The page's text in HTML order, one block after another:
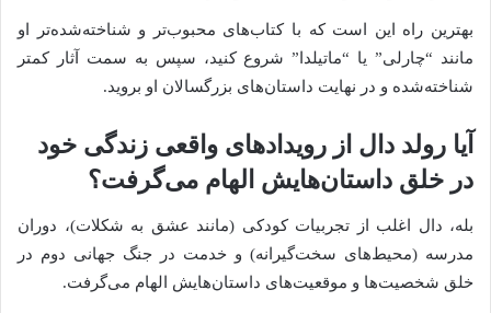
بهترین راه این است که با کتاب‌های محبوب‌تر و شناخته‌شده‌تر او
مانند “چارلی” یا “ماتیلدا” شروع کنید، سپس به سمت آثار کمتر
شناخته‌شده و در نهایت داستان‌های بزرگسالان او بروید.
آیا رولد دال از رویدادهای واقعی زندگی خود
در خلق داستان‌هایش الهام می‌گرفت؟
بله، دال اغلب از تجربیات کودکی (مانند عشق به شکلات)، دوران
مدرسه (محیط‌های سخت‌گیرانه) و خدمت در جنگ جهانی دوم در
خلق شخصیت‌ها و موقعیت‌های داستان‌هایش الهام می‌گرفت.